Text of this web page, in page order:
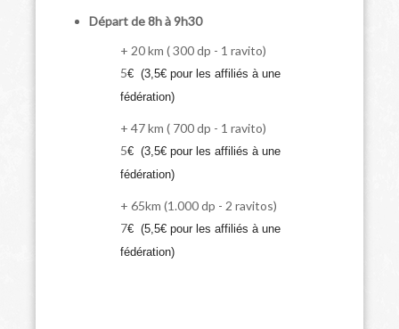
Départ de 8h à 9h30
+ 20 km ( 300 dp - 1 ravito)
5€ (3,5€ pour les affiliés à une
fédération)
+ 47 km ( 700 dp - 1 ravito)
5€ (3,5€ pour les affiliés à une
fédération)
+ 65km (1.000 dp - 2 ravitos)
7€ (5,5€ pour les affiliés à une
fédération)